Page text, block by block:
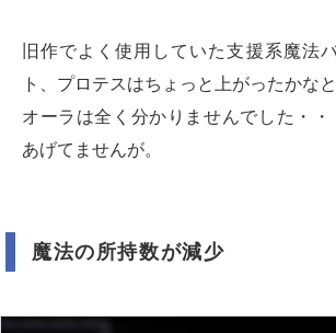
旧作でよく使用していた支援系魔法
ト、プロテスはちょっと上がったかなと
オーラは全く分かりませんでした・
あげてませんが。
魔法の所持数が減少